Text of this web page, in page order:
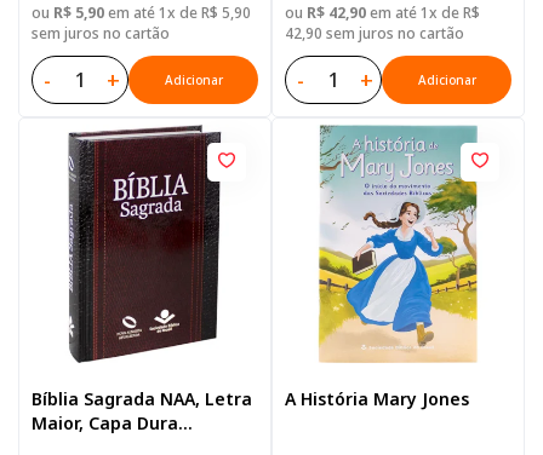
ou R$ 5,90em até 1x de R$ 5,90
sem juros no cartão
- + Adicionar
ou R$ 42,90em até 1x de R$
42,90 sem juros no cartão
- + Adicionar
Bíblia Sagrada NAA, Letra
Maior, Capa Dura
A História Mary Jones